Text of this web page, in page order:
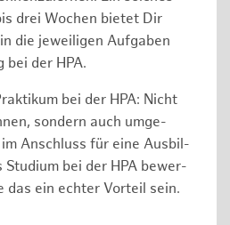
drei Wochen bie­tet Dir
die jeweiligen Aufgaben
bei der HPA.
bei der HPA: Nicht
son­dern auch um­ge­
An­schluss für eine Aus­bil­
Studium bei der HPA be­wer­
das ein ech­ter Vor­teil sein.